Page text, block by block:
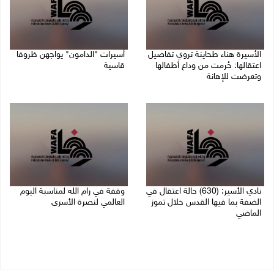
الأسيرة هناء طحاينة تروي تفاصيل
اعتقالها: حُرمت من وداع أطفالها
وتعرضت للإهانة
أسيرات "الدامون" يواجهن ظروفا
قاسية
نادي الأسير: (630) حالة اعتقال في
الضفة بما فيها القدس خلال تموز
الماضي
وقفة في رام الله لمناسبة اليوم
العالمي لنصرة الأسرى